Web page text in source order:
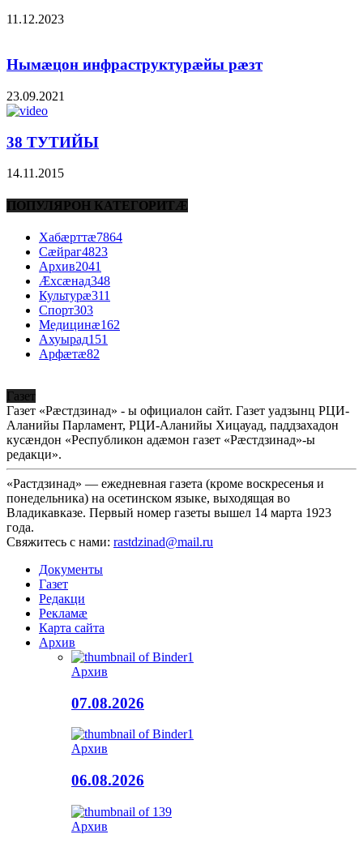
11.12.2023
Нымæцон инфраструктурæйы рæзт
23.09.2021
38 ТУТИЙЫ
14.11.2015
ПОПУЛЯРОН КАТЕГОРИТÆ
Хабæрттæ7864
Сæйраг4823
Архив2041
Æхсæнад348
Культурæ311
Спорт303
Медицинæ162
Ахуырад151
Арфæтæ82
Газет
Газет «Рæстдзинад» - ы официалон сайт. Газет уадзынц РЦИ-
Аланийы Парламент, РЦИ-Аланийы Хицауад, паддзахадон
кусæндон «Республикон адæмон газет «Рæстдзинад»-ы
редакци».
«Растдзинад» — ежедневная газета (кроме воскресенья и
понедельника) на осетинском языке, выходящая во
Владикавказе. Первый номер газеты вышел 14 марта 1923
года.
Свяжитесь с нами: rastdzinad@mail.ru
Документы
Газет
Редакци
Рекламæ
Карта сайта
Архив
Архив
07.08.2026
Архив
06.08.2026
Архив